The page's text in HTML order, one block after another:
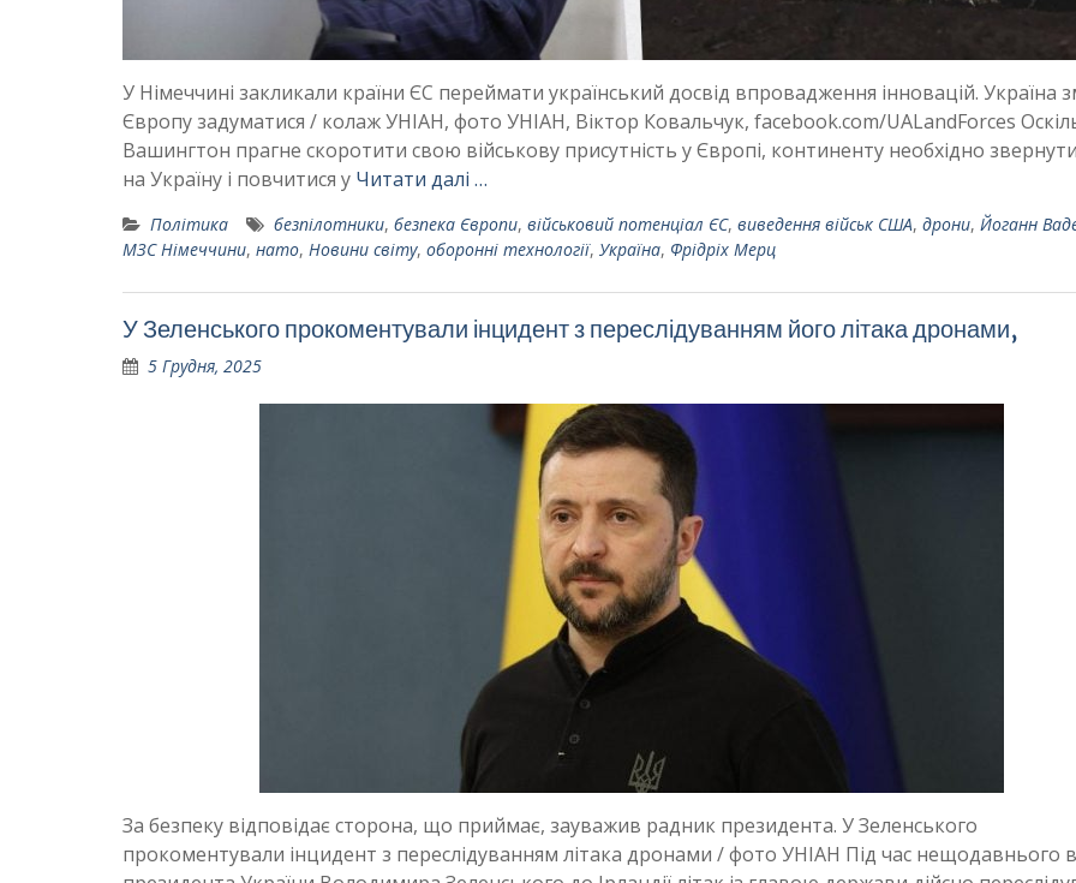
У Німеччині закликали країни ЄС переймати український досвід впровадження інновацій. Україна
Європу задуматися / колаж УНІАН, фото УНІАН, Віктор Ковальчук, facebook.com/UALandForces
Вашингтон прагне скоротити свою військову присутність у Європі, континенту необхідно
на Україну і повчитися у Читати далі …
Політика безпілотники, безпека Європи, військовий потенціал ЄС, виведення військ США, дрони, Йоганн
МЗС Німеччини, нато, Новини світу, оборонні технології, Україна, Фрідріх Мерц
У Зеленського прокоментували інцидент з переслідуванням його літака дронами,
5 Грудня, 2025
За безпеку відповідає сторона, що приймає, зауважив радник президента. У Зеленського
прокоментували інцидент з переслідуванням літака дронами / фото УНІАН Під час нещодавнього